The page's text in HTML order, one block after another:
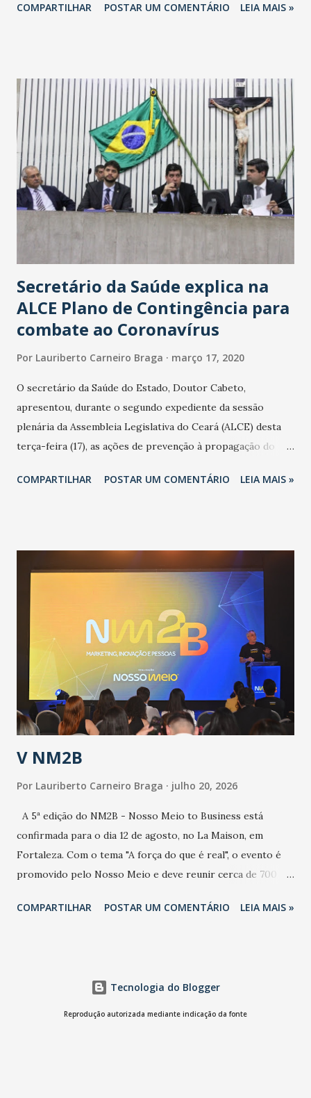
Havan Fortaleza ainda não foi anunciada oficialmente, mas
COMPARTILHAR POSTAR UM COMENTÁRIO LEIA MAIS »
Secretário da Saúde explica na
ALCE Plano de Contingência para
combate ao Coronavírus
Por Lauriberto Carneiro Braga março 17, 2020
O secretário da Saúde do Estado, Doutor Cabeto,
apresentou, durante o segundo expediente da sessão
plenária da Assembleia Legislativa do Ceará (ALCE) desta
terça-feira (17), as ações de prevenção à propagação do
adotadas pelo Governo do Estado na contenção da
população suspeita e de cuidados com os ambientes
públicos e domiciliares. “Nós não estamos vivendo uma
epidemia comum, como temos em todos os anos, com
aumento de casos de dengue, influenza ou H1N1. Trata-se
de uma epidemia com um vírus diferente, com um poder de
contaminação maior que outros coronavírus”, apontou o
secretário. Segundo ele, é uma epidemia com chance de
contaminação alta, podendo gerar um grande risco à
população e ao sistema de saúde. “Precisamos saber fazer a
estratificação do risco da doença, para não so...
COMPARTILHAR POSTAR UM COMENTÁRIO LEIA MAIS »
V NM2B
Por Lauriberto Carneiro Braga julho 20, 2026
A 5ª edição do NM2B - Nosso Meio to Business está
confirmada para o dia 12 de agosto, no La Maison, em
Fortaleza. Com o tema "A força do que é real", o evento é
promovido pelo Nosso Meio e deve reunir cerca de 700
e lideranças do Mercado Nacional. Desde 2022, o NM2B
LinkedIn, VISA, Grupo 3corações, TikTok e M. Dias Branco.
A nova edição chega em um momento em que autenticidade
COMPARTILHAR POSTAR UM COMENTÁRIO LEIA MAIS »
Tecnologia do Blogger
Reprodução autorizada mediante indicação da fonte